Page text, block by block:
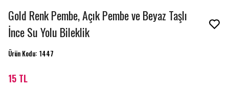
Gold Renk Pembe, Açık Pembe ve Beyaz Taşlı
İnce Su Yolu Bileklik
Ürün Kodu: 1447
15 TL